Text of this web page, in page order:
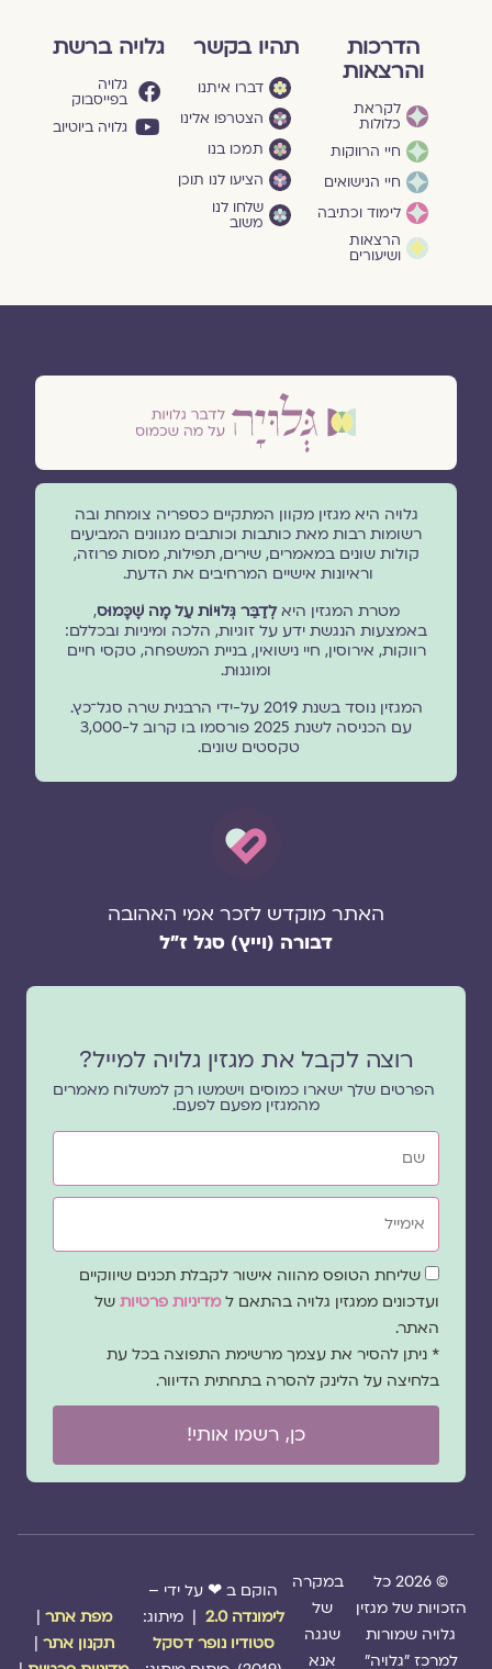
הדרכות
והרצאות
לקראת
כלולות
חיי הרווקות
חיי הנישואים
לימוד וכתיבה
הרצאות
ושיעורים
תהיו בקשר
דברו איתנו
הצטרפו אלינו
תמכו בנו
הציעו לנו תוכן
שלחו לנו
משוב
גלויה ברשת
גלויה
בפייסבוק
גלויה ביוטיוב
גלויה היא מגזין מקוון המתקיים כספריה צומחת ובה
רשומות רבות מאת כותבות וכותבים מגוונים המביעים
קולות שונים במאמרים, שירים, תפילות, מסות פרוזה,
וראיונות אישיים המרחיבים את הדעת.
מטרת המגזין היאלְדַבֵּר גְּלוּיוֹת עַל מָה שֶׁכָּמוּס,
באמצעות הנגשת ידע על זוגיות, הלכה ומיניות ובכללם:
רווקות, אירוסין, חיי נישואין, בניית המשפחה, טקסי חיים
ומוגנוּת.
המגזין נוסד בשנת 2019 על-ידי הרבנית שרה סגל־כץ.
עם הכניסה לשנת 2025 פורסמו בו קרוב ל-3,000
טקסטים שונים.
האתר מוקדש לזכר אמי האהובה
דבורה (וייץ) סגל ז"ל
רוצה לקבל את מגזין גלויה למייל?
הפרטים שלך ישארו כמוסים וישמשו רק למשלוח מאמרים
מהמגזין מפעם לפעם.
שם
אימייל
שדהשליחת הטופס מהווה אישור לקבלת תכנים שיווקיים
ועדכונים ממגזין גלויה בהתאם ל מדיניות פרטיותשל
האתר.
* ניתן להסיר את עצמך מרשימת התפוצה בכל עת
בלחיצה על הלינק להסרה בתחתית הדיוור.
כן, רשמו אותי!
© 2026 כל
הזכויות של מגזין
גלויה שמורות
למרכז "גלויה"
במקרה
של
שגגה
אנא
הוקם ב ❤ על ידי –
לימונדה 2.0
| מיתוג:
סטודיו נופר דסקל
מפת אתר|
תקנון אתר|